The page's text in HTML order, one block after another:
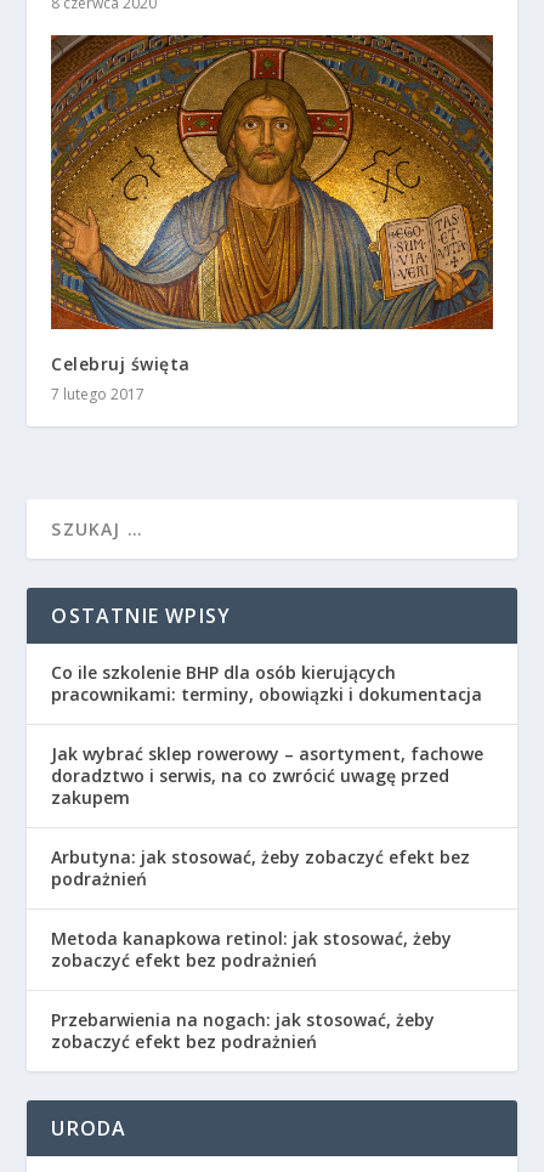
Celebruj święta
7 lutego 2017
OSTATNIE WPISY
Co ile szkolenie BHP dla osób kierujących
pracownikami: terminy, obowiązki i dokumentacja
Jak wybrać sklep rowerowy – asortyment, fachowe
doradztwo i serwis, na co zwrócić uwagę przed
zakupem
Arbutyna: jak stosować, żeby zobaczyć efekt bez
podrażnień
Metoda kanapkowa retinol: jak stosować, żeby
zobaczyć efekt bez podrażnień
Przebarwienia na nogach: jak stosować, żeby
zobaczyć efekt bez podrażnień
URODA